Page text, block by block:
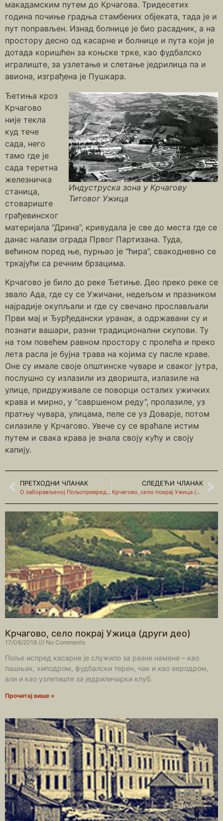
макадамским путем до Крчагова. Тридесетих
година почиње градња стамбених објеката, тада је и
пут поправљен. Изнад болнице је био расадник, а на
простору десно од касарне и болнице и пута који је
дотада коришћен за коњске трке, као фудбалско
игралиште, за узлетање и слетање једрилица па и
авиона, изграђена је Пушкара.
Индуструска зона у Крчагову
Титовог Ужица
Ђетиња кроз
Крчагово
није текла
куд тече
сада, него
тамо где је
сада теретна
железничка
станица,
стовариште
грађевинског
материјала “Дрина”, кривудала је све до места где се
данас налази ограда Првог Партизана. Туда,
већином поред ње, пурњао је “ћира”, свакодневно се
тркајући са речним брзацима.
Крчагово је било до реке Ђетиње. Део преко реке се
звало Ада, где су се Ужичани, недељом и празником
најрадије окупљали и где су свечано прослављали
Први мај и Ђурђедански уранак, а одржавани су и
познати вашари, разни традиционални скупови. Ту
на том повећем равном простору с пролећа и преко
лета расла је бујна трава на којима су пасле краве.
Оне су имале своје општинске чуваре и сваког јутра,
послушно су излазили из дворишта, излазиле на
улице, придруживале се поворци осталих ужичких
крава и мирно, у “савршеном реду”, пролазиле, уз
пратњу чувара, улицама, пеле се уз Доварје, потом
силазиле у Крчагово. Увече су се враћале истим
путем и свака крава је знала своју кућу и своју
капију.
ПРЕТХОДНИ ЧЛАНАК
О заборављеној Пољопривредној школи у Севојну
СЛЕДЕЋИ ЧЛАНАК
Крчагово, село покрај Ужица (други део)
Крчагово, село покрај Ужица (други део)
17/08/2018 No Comments
Поље испред касарне је служило за разне намене – као
пашњак, хиподром, фудбалски терен, чак и као аеродром,
али и као узлетиште за једриличарки клуб.
Прочитај више »